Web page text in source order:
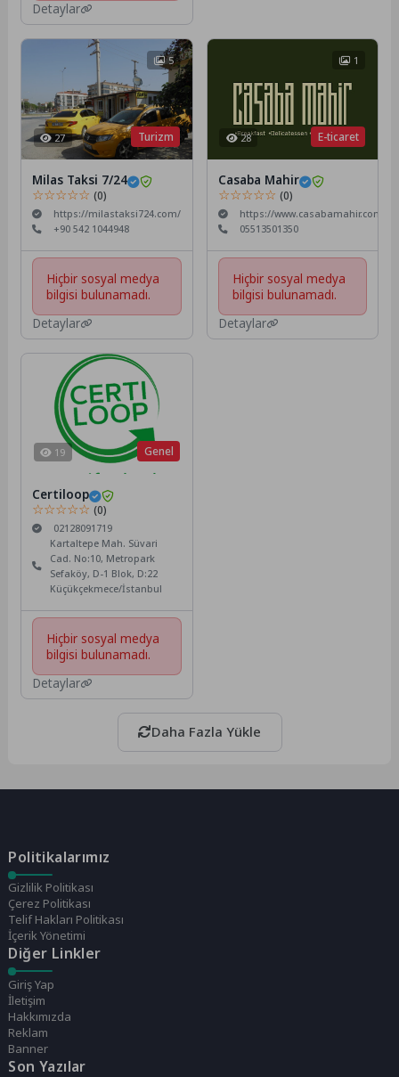
Detaylar
Turizm
27
5
Milas Taksi 7/24
☆☆☆☆☆(0)
https://milastaksi724.com/
+90 542 1044948
Hiçbir sosyal medya
bilgisi bulunamadı.
Detaylar
E-ticaret
28
1
Casaba Mahir
☆☆☆☆☆ (0)
https://www.casabamahir.com/
05513501350
Hiçbir sosyal medya
bilgisi bulunamadı.
Detaylar
Genel
19
Certiloop
☆☆☆☆☆(0)
02128091719
Kartaltepe Mah. Süvari
Cad. No:10, Metropark
Sefaköy, D-1 Blok, D:22
Küçükçekmece/İstanbul
Hiçbir sosyal medya
bilgisi bulunamadı.
Detaylar
Daha Fazla Yükle
Politikalarımız
Gizlilik Politikası
Çerez Politikası
Telif Hakları Politikası
İçerik Yönetimi
Diğer Linkler
Giriş Yap
İletişim
Hakkımızda
Reklam
Banner
Son Yazılar